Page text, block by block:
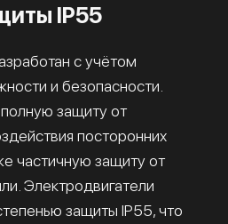
IP55
с учётом
и безопасности.
защиту от
посторонних
частичную защиту от
Электродвигатели
защиты IP55, что